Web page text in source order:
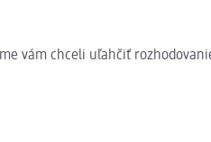
vám chceli uľahčiť